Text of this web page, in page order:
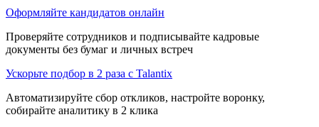
Оформляйте кандидатов онлайн
Проверяйте сотрудников и подписывайте кадровые
документы без бумаг и личных встреч
Ускорьте подбор в 2 раза с Talantix
Автоматизируйте сбор откликов, настройте воронку,
собирайте аналитику в 2 клика